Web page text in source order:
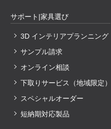
サポート|家具選び
3D インテリアプランニング
サンプル請求
オンライン相談
下取りサービス（地域限定）
スペシャルオーダー
短納期対応製品